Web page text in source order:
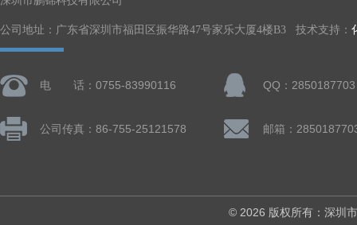
公司地址：广东省深圳市福田区振华路47号家乐大厦4楼B3 技术支持：
电 话：0755-83990116 QQ：2850187703
公司传真：86-755-25121578 邮箱：
© 2026 版权所有：深圳